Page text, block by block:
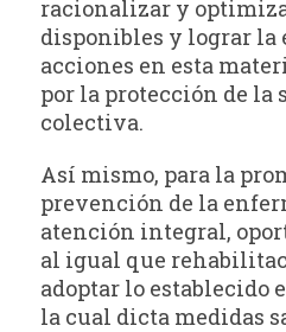
racionalizar y
disponibles y lograr la
acciones en esta
por la protección de
colectiva.
Así mismo, para la
prevención de la
atención integral,
al igual que
adoptar lo establecido
la cual dicta medidas